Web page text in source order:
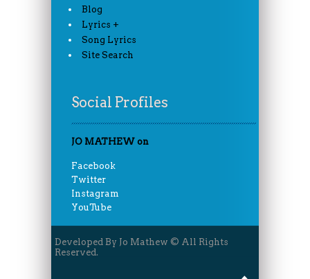
Blog
Lyrics +
Song Lyrics
Site Search
Social Profiles
JO MATHEW on
Facebook
Twitter
Instagram
YouTube
Developed By Jo Mathew © All Rights
Reserved.